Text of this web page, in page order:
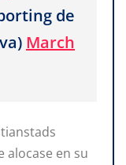
de
March
alocase en su